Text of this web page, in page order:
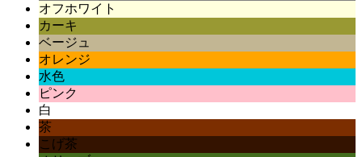
オフホワイト
カーキ
ベージュ
オレンジ
水色
ピンク
白
茶
こげ茶